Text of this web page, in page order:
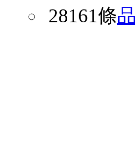
28161條品